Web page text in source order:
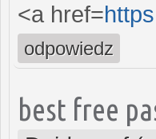
<a href=
odpowiedz
best free